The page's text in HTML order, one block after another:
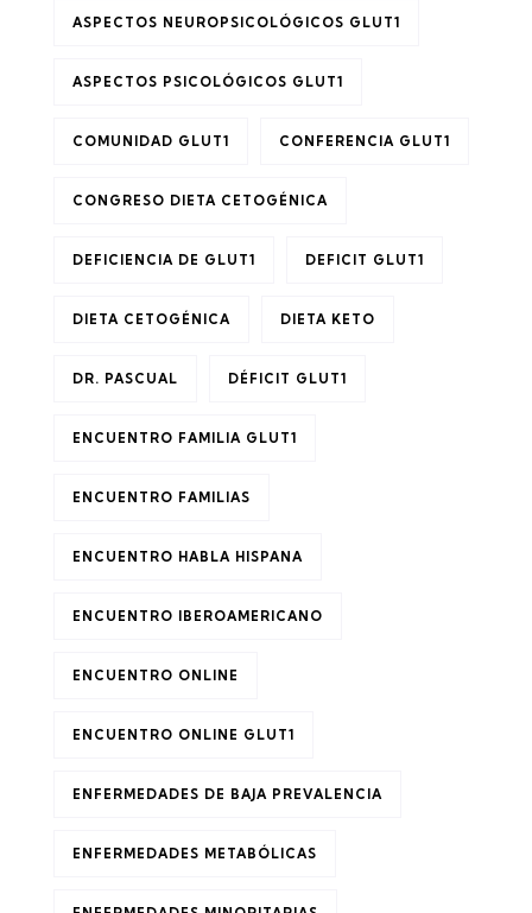
ASPECTOS NEUROPSICOLÓGICOS GLUT1
ASPECTOS PSICOLÓGICOS GLUT1
COMUNIDAD GLUT1 CONFERENCIA GLUT1
CONGRESO DIETA CETOGÉNICA
DEFICIENCIA DE GLUT1 DEFICIT GLUT1
DIETA CETOGÉNICA DIETA KETO
DR. PASCUAL DÉFICIT GLUT1
ENCUENTRO FAMILIA GLUT1
ENCUENTRO FAMILIAS
ENCUENTRO HABLA HISPANA
ENCUENTRO IBEROAMERICANO
ENCUENTRO ONLINE
ENCUENTRO ONLINE GLUT1
ENFERMEDADES DE BAJA PREVALENCIA
ENFERMEDADES METABÓLICAS